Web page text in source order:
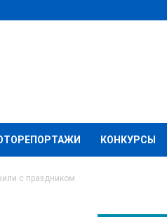
КОНКУРСЫ
с праздником